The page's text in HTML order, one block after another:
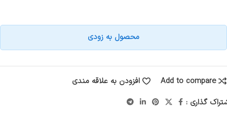
محصول به زودی
Add to compare
افزودن به علاقه مندی
گذاری :